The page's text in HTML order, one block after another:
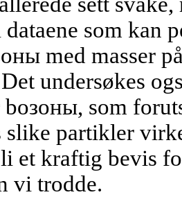
som kan
med masser
undersøkes
bозоны, som
slike partikler
et kraftig bevis
vi trodde.